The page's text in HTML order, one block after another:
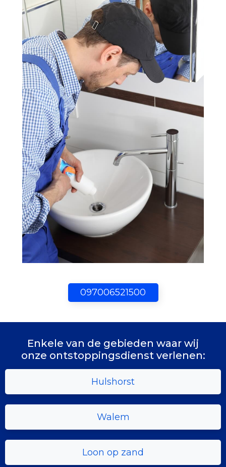
097006521500
Enkele van de gebieden waar wij
onze ontstoppingsdienst verlenen:
Hulshorst
Walem
Loon op zand